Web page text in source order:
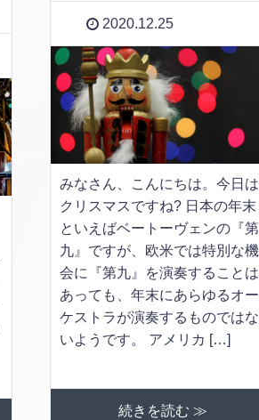
2020.12.25
みなさん、こんにちは。今日は
クリスマスですね? 日本の年末
といえばベートーヴェンの『第
九』ですが、欧米では特別な機
会に『第九』を演奏することは
あっても、年末にあらゆるオー
ケストラが演奏するものではな
いようです。 アメリカ […]
続きを読む ≫